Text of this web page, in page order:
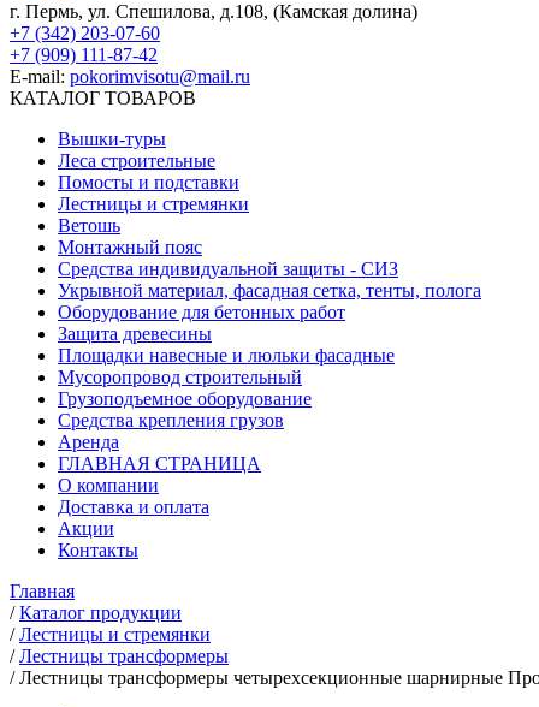
г. Пермь, ул. Спешилова, д.108, (Камская долина)
+7 (342) 203-07-60
+7 (909) 111-87-42
E-mail: pokorimvisotu@mail.ru
КАТАЛОГ ТОВАРОВ
Вышки-туры
Леса строительные
Помосты и подставки
Лестницы и стремянки
Ветошь
Монтажный пояс
Средства индивидуальной защиты - СИЗ
Укрывной материал, фасадная сетка, тенты, полога
Оборудование для бетонных работ
Защита древесины
Площадки навесные и люльки фасадные
Мусоропровод строительный
Грузоподъемное оборудование
Средства крепления грузов
Аренда
ГЛАВНАЯ СТРАНИЦА
О компании
Доставка и оплата
Акции
Контакты
Главная
/Каталог продукции
/Лестницы и стремянки
/Лестницы трансформеры
/Лестницы трансформеры четырехсекционные шарнирные